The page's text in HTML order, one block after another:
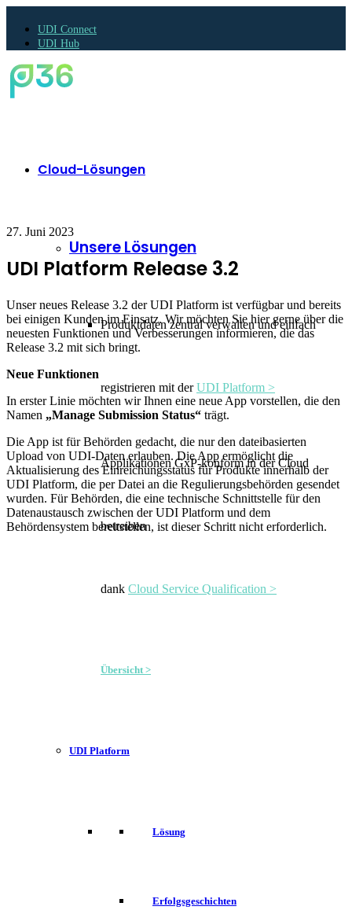
UDI Connect
UDI Hub
Cloud-Lösungen
Unsere Lösungen
Produktdaten zentral verwalten und einfach
registrieren mit derUDI Platform >
Applikationen GxP-konform in der Cloud
betreiben
dank Cloud Service Qualification >
Übersicht >
UDI Platform
Lösung
Erfolgsgeschichten
27. Juni 2023
UDI Platform Release 3.2
Unser neues Release 3.2 der UDI Platform ist verfügbar und bereits
bei einigen Kunden im Einsatz. Wir möchten Sie hier gerne über die
neuesten Funktionen und Verbesserungen informieren, die das
Release 3.2 mit sich bringt.
Neue Funktionen
In erster Linie möchten wir Ihnen eine neue App vorstellen, die den
Namen „Manage Submission Status“ trägt.
Die App ist für Behörden gedacht, die nur den dateibasierten
Upload von UDI-Daten erlauben. Die App ermöglicht die
Aktualisierung des Einreichungsstatus für Produkte innerhalb der
UDI Platform, die per Datei an die Regulierungsbehörden gesendet
wurden. Für Behörden, die eine technische Schnittstelle für den
Datenaustausch zwischen der UDI Platform und dem
Behördensystem bereitstellen, ist dieser Schritt nicht erforderlich.